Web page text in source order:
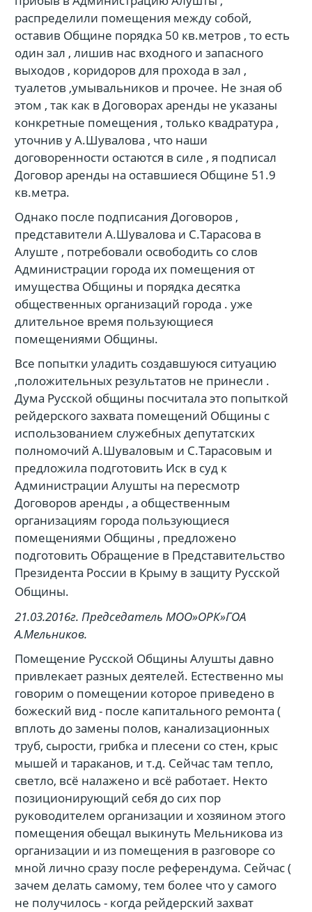
распределили помещения между собой,
оставив Общине порядка 50 кв.метров , то есть
один зал , лишив нас входного и запасного
выходов , коридоров для прохода в зал ,
туалетов ,умывальников и прочее. Не зная об
этом , так как в Договорах аренды не указаны
конкретные помещения , только квадратура ,
уточнив у А.Шувалова , что наши
договоренности остаются в силе , я подписал
Договор аренды на оставшиеся Общине 51.9
кв.метра.
Однако после подписания Договоров ,
представители А.Шувалова и С.Тарасова в
Алуште , потребовали освободить со слов
Администрации города их помещения от
имущества Общины и порядка десятка
общественных организаций города . уже
длительное время пользующиеся
помещениями Общины.
Все попытки уладить создавшуюся ситуацию
,положительных результатов не принесли .
Дума Русской общины посчитала это попыткой
рейдерского захвата помещений Общины с
использованием служебных депутатских
полномочий А.Шуваловым и С.Тарасовым и
предложила подготовить Иск в суд к
Администрации Алушты на пересмотр
Договоров аренды , а общественным
организациям города пользующиеся
помещениями Общины , предложено
подготовить Обращение в Представительство
Президента России в Крыму в защиту Русской
Общины.
21.03.2016г. Председатель МОО»ОРК»ГОА
А.Мельников.
Помещение Русской Общины Алушты давно
привлекает разных деятелей. Естественно мы
говорим о помещении которое приведено в
божеский вид - после капитального ремонта (
вплоть до замены полов, канализационных
труб, сырости, грибка и плесени со стен, крыс
мышей и тараканов, и т.д. Сейчас там тепло,
светло, всё налажено и всё работает. Некто
позиционирующий себя до сих пор
руководителем организации и хозяином этого
помещения обещал выкинуть Мельникова из
организации и из помещения в разговоре со
мной лично сразу после референдума. Сейчас (
зачем делать самому, тем более что у самого
не получилось - когда рейдерский захват